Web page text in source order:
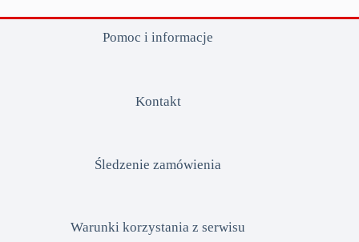
Pomoc i informacje
Kontakt
Śledzenie zamówienia
Warunki korzystania z serwisu